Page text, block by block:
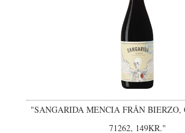
"SANGARIDA MENCIA FRÅN BIERZO,
71262, 149KR."